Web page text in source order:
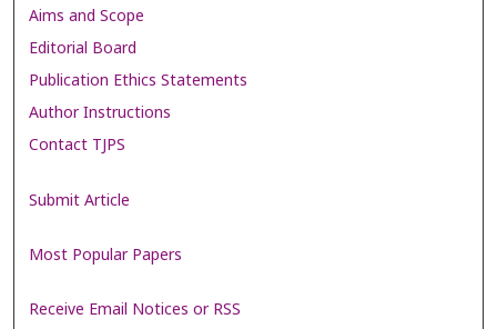
Aims and Scope
Editorial Board
Publication Ethics Statements
Author Instructions
Contact TJPS
Submit Article
Most Popular Papers
Receive Email Notices or RSS